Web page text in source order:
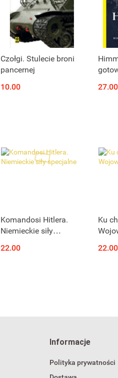
Produkt niedostępny
Czołgi. Stulecie broni
pancernej
10.00
27.00
Produkt niedostępny
Komandosi Hitlera.
Niemieckie siły
22.00
Ku
22.00
Informacje
Polityka prywatności